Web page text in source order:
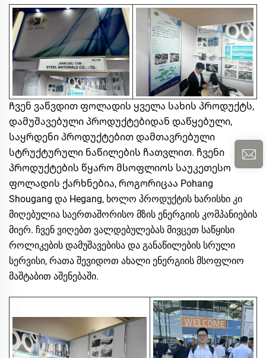
Ჩვენ ვაწვდით ფოლადის ყველა სახის პროდუქტს,
დამუშავებული პროდუქტებიდან დაწყებული,
საყრდენი პროდუქტებით დამთავრებული
სტრუქტურული ნაწილების ჩათვლით. ჩვენი
პროდუქტების წყარო მსოფლიოს საუკეთესო
ფოლადის ქარხნებია, როგორიცაა Pohang
Shougang და Hegang, ხოლო პროდუქტის ხარისხი კი
მიღებულია საერთაშორისო მზის ენერგიის კომპანიების
მიერ. ჩვენ ვიღებთ ვალდებულებას მივცეთ საწყისი
როლიკების დამუშავებისა და განაწილების სრული
სერვისი, რათა შევიდოთ ახალი ენერგიის მსოფლიო
მაშტაბით აშენებაში.